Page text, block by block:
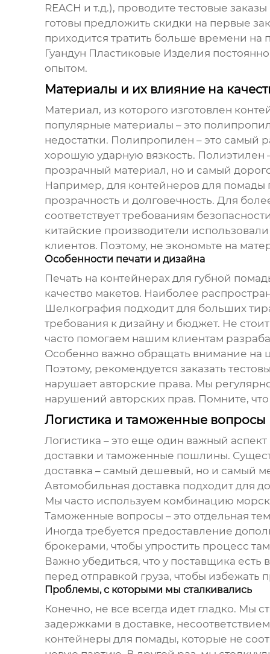
REACH и т.д.), проводите тестовые
готовы предложить скидки на первые
приходится тратить больше времени на
Гуандун Пластиковые Изделия
опытом.
Материалы и их влияние на
Материал, из которого изготовлен
популярные материалы – это
недостатки. Полипропилен – это самый
хорошую ударную вязкость.
прозрачный материал, но и самый
Например, для контейнеров для помады
прозрачность и долговечность. Для
соответствует требованиям
китайские производители
клиентов. Поэтому, не экономьте на
Особенности печати и дизайна
Печать на контейнерах для губной
качество макетов. Наиболее
Шелкография подходит для больших
требования к дизайну и бюджет. Не
часто помогаем нашим клиентам
Особенно важно обращать внимание на
Поэтому, рекомендуется заказать
нарушает авторские права. Мы
нарушений авторских прав. Помните,
Логистика и таможенные вопросы
Логистика – это еще один важный
доставки и таможенные пошлины.
доставка – самый дешевый, но и самый
Автомобильная доставка подходит для
Мы часто используем комбинацию
Таможенные вопросы – это отдельная
Иногда требуется предоставление
брокерами, чтобы упростить процесс
Важно убедиться, что у поставщика
перед отправкой груза, чтобы избежать
Проблемы, с которыми мы сталкивались
Конечно, не все всегда идет гладко. Мы
задержками в доставке,
контейнеры для помады, которые не